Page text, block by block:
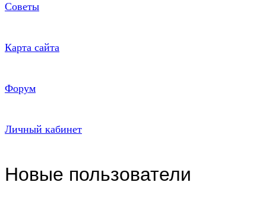
Советы
Карта сайта
Форум
Личный кабинет
Новые пользователи